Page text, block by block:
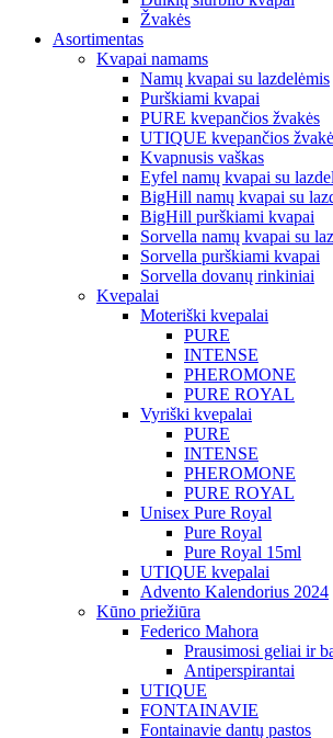
Žvakės
Asortimentas
Kvapai namams
Namų kvapai su lazdelėmis
Purškiami kvapai
PURE kvepančios žvakės
UTIQUE kvepančios
Kvapnusis vaškas
Eyfel namų kvapai su
BigHill namų kvapai su
BigHill purškiami kvapai
Sorvella namų kvapai su
Sorvella purškiami kvapai
Sorvella dovanų rinkiniai
Kvepalai
Moteriški kvepalai
PURE
INTENSE
PHEROMONE
PURE ROYAL
Vyriški kvepalai
PURE
INTENSE
PHEROMONE
PURE ROYAL
Unisex Pure Royal
Pure Royal
Pure Royal 15ml
UTIQUE kvepalai
Advento Kalendorius 2024
Kūno priežiūra
Federico Mahora
Prausimosi geliai ir
Antiperspirantai
UTIQUE
FONTAINAVIE
Fontainavie dantų pastos